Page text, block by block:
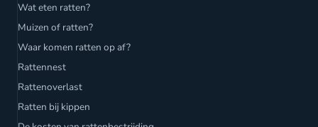
Wat eten ratten?
Muizen of ratten?
Waar komen ratten op af?
Rattennest
Rattenoverlast
Ratten bij kippen